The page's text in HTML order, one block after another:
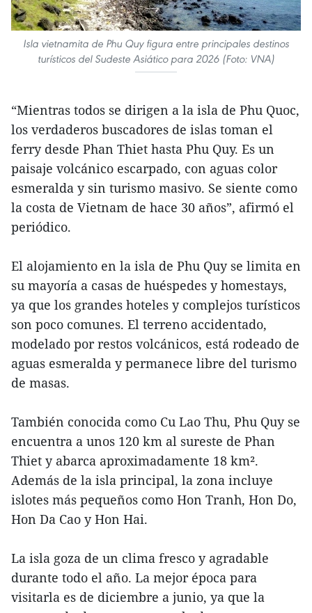
Isla vietnamita de Phu Quy figura entre principales destinos
turísticos del Sudeste Asiático para 2026 (Foto: VNA)
“Mientras todos se dirigen a la isla de Phu Quoc,
los verdaderos buscadores de islas toman el
ferry desde Phan Thiet hasta Phu Quy. Es un
paisaje volcánico escarpado, con aguas color
esmeralda y sin turismo masivo. Se siente como
la costa de Vietnam de hace 30 años”, afirmó el
periódico.
El alojamiento en la isla de Phu Quy se limita en
su mayoría a casas de huéspedes y homestays,
ya que los grandes hoteles y complejos turísticos
son poco comunes. El terreno accidentado,
modelado por restos volcánicos, está rodeado de
aguas esmeralda y permanece libre del turismo
de masas.
También conocida como Cu Lao Thu, Phu Quy se
encuentra a unos 120 km al sureste de Phan
Thiet y abarca aproximadamente 18 km².
Además de la isla principal, la zona incluye
islotes más pequeños como Hon Tranh, Hon Do,
Hon Da Cao y Hon Hai.
La isla goza de un clima fresco y agradable
durante todo el año. La mejor época para
visitarla es de diciembre a junio, ya que la